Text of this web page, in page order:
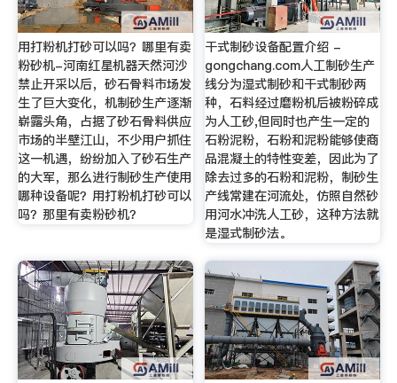
用打粉机打砂可以吗？哪里有卖
粉砂机-河南红星机器天然河沙
禁止开采以后，砂石骨料市场发
生了巨大变化，机制砂生产逐渐
崭露头角，占据了砂石骨料供应
市场的半壁江山，不少用户抓住
这一机遇，纷纷加入了砂石生产
的大军，那么进行制砂生产使用
哪种设备呢？用打粉机打砂可以
吗？那里有卖粉砂机？
干式制砂设备配置介绍 -
gongchang.com人工制砂生产
线分为湿式制砂和干式制砂两
种，石料经过磨粉机后被粉碎成
为人工砂,但同时也产生一定的
石粉泥粉，石粉和泥粉能够使商
品混凝土的特性变差，因此为了
除去过多的石粉和泥粉，制砂生
产线常建在河流处，仿照自然砂
用河水冲洗人工砂，这种方法就
是湿式制砂法。